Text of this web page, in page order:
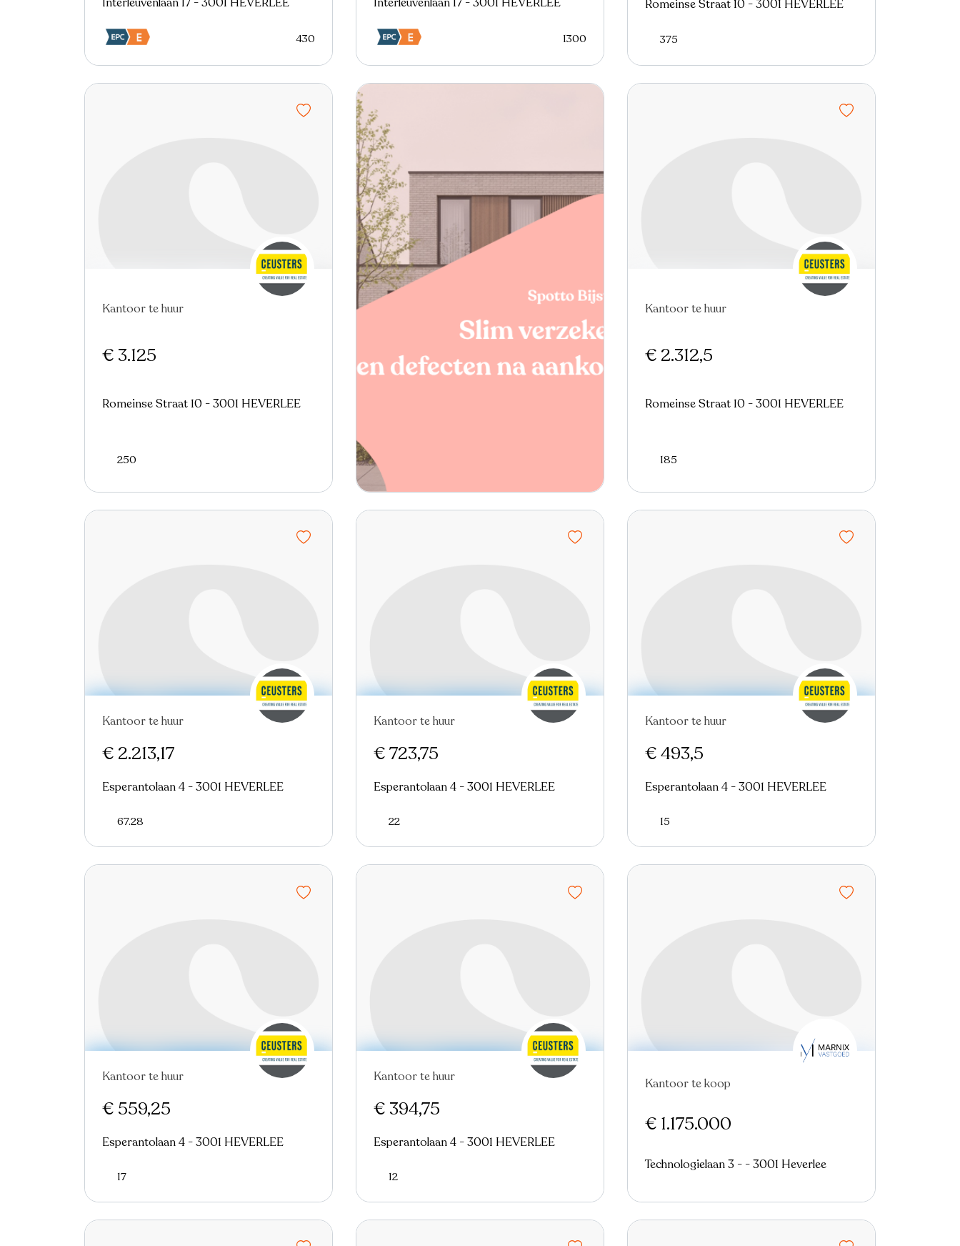
430 1300
Romeinse Straat 10 - 3001 HEVERLEE
375
Kantoor te huur
€ 3.125
Romeinse Straat 10 - 3001 HEVERLEE
250
Kantoor te huur
€ 2.312,5
Romeinse Straat 10 - 3001 HEVERLEE
185
Kantoor te huur
€ 2.213,17
Esperantolaan 4 - 3001 HEVERLEE
67.28
Kantoor te huur
€ 723,75
Esperantolaan 4 - 3001 HEVERLEE
22
Kantoor te huur
€ 493,5
Esperantolaan 4 - 3001 HEVERLEE
15
Kantoor te huur
€ 559,25
Esperantolaan 4 - 3001 HEVERLEE
17
Kantoor te huur
€ 394,75
Esperantolaan 4 - 3001 HEVERLEE
12
Virtual tour
Kantoor te koop
€ 1.175.000
Technologielaan 3 - - 3001 Heverlee